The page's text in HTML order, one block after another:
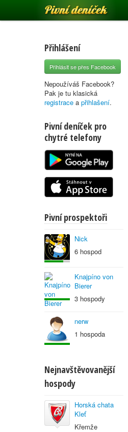
Pivní deníček
Přihlášení
Přihlásit se přes Facebook
Nepoužíváš Facebook?
Pak je tu klasická
registrace a přihlašení.
Pivní deníček pro
chytré telefony
Pivní prospektoři
Nick
6 hospod
Knajpíno von
Bierer
3 hospody
nerw
1 hospoda
Nejnavštěvovanější
hospody
Horská chata
Kleť
Křemže